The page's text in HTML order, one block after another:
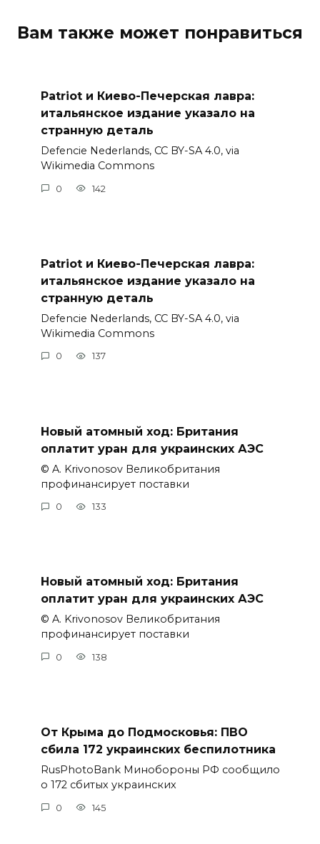
Вам также может понравиться
Patriot и Киево-Печерская лавра:
итальянское издание указало на
странную деталь
Defencie Nederlands, CC BY-SA 4.0, via
Wikimedia Commons
0 142
Patriot и Киево-Печерская лавра:
итальянское издание указало на
странную деталь
Defencie Nederlands, CC BY-SA 4.0, via
Wikimedia Commons
0 137
Новый атомный ход: Британия
оплатит уран для украинских АЭС
© A. Krivonosov Великобритания
профинансирует поставки
0 133
Новый атомный ход: Британия
оплатит уран для украинских АЭС
© A. Krivonosov Великобритания
профинансирует поставки
0 138
От Крыма до Подмосковья: ПВО
сбила 172 украинских беспилотника
RusPhotoBank Минобороны РФ сообщило
о 172 сбитых украинских
0 145